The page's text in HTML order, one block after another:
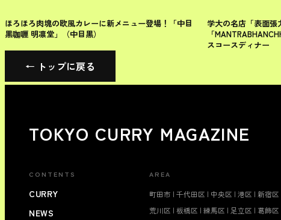
目黒区
ほろほろ肉塊の欧風カレーに新メニュー登場！「中目
黒咖喱 明凛堂」（中目黒）
目黒区
学大の名店「表面張
「
スコースディナー
← トップに戻る
TOKYO CURRY MAGAZINE
CONTENTS
CURRY
NEWS
AREA
町田市 | 千代田区 | 中央区 | 港区 | 新宿区
荒川区 | 板橋区 | 練馬区 | 足立区 | 葛飾区